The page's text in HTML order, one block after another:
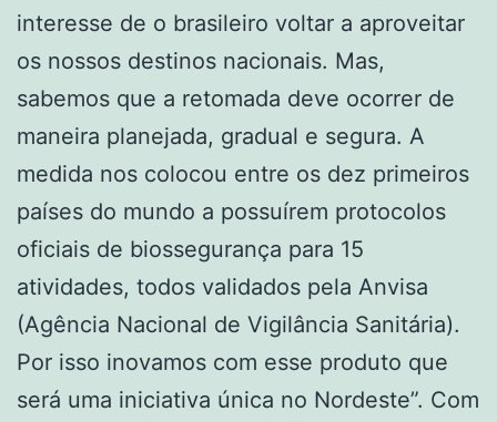
interesse de o brasileiro voltar a aproveitar
os nossos destinos nacionais. Mas,
sabemos que a retomada deve ocorrer de
maneira planejada, gradual e segura. A
medida nos colocou entre os dez primeiros
países do mundo a possuírem protocolos
oficiais de biossegurança para 15
atividades, todos validados pela Anvisa
(Agência Nacional de Vigilância Sanitária).
Por isso inovamos com esse produto que
será uma iniciativa única no Nordeste”. Com